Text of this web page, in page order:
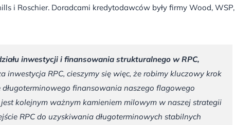
i Roschier. Doradcami kredytodawców były firmy Wood, WSP,
inwestycji i finansowania strukturalnego w RPC,
inwestycja RPC, cieszymy się więc, że robimy kluczowy krok
finansowania naszego flagowego
kolejnym ważnym kamieniem milowym w naszej strategii
RPC do uzyskiwania długoterminowych stabilnych